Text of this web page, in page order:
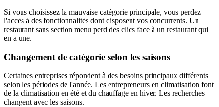
Si vous choisissez la mauvaise catégorie principale, vous perdez
l'accès à des fonctionnalités dont disposent vos concurrents. Un
restaurant sans section menu perd des clics face à un restaurant qui
en a une.
Changement de catégorie selon les saisons
Certaines entreprises répondent à des besoins principaux différents
selon les périodes de l'année. Les entrepreneurs en climatisation font
de la climatisation en été et du chauffage en hiver. Les recherches
changent avec les saisons.